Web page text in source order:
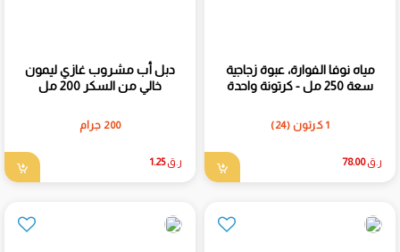
مياه نوفا الفوارة، عبوة زجاجية
سعة 250 مل - كرتونة واحدة
1 كرتون (24)
ر.ق78.00
دبل أب مشروب غازي ليمون
خالي من السكر 200 مل
200 جرام
ر.ق1.25